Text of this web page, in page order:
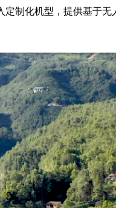
定制化机型，提供基于无